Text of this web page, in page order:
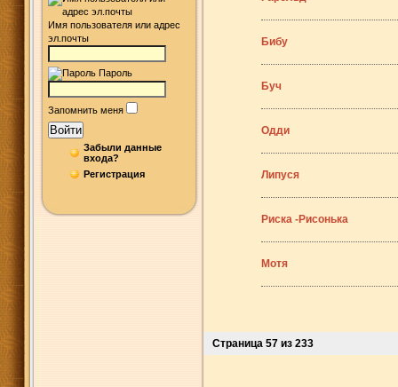
Имя пользователя или адрес
эл.почты
Пароль
Запомнить меня
Войти
Забыли данные
входа?
Регистрация
Бибу
Буч
Одди
Липуся
Риска -Рисонька
Мотя
Страница 57 из 233